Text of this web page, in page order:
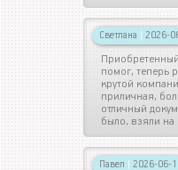
Светлана | 2026-
помог, теперь
крутой
приличная,
отличный
было, взяли на
Павел | 2026-06-